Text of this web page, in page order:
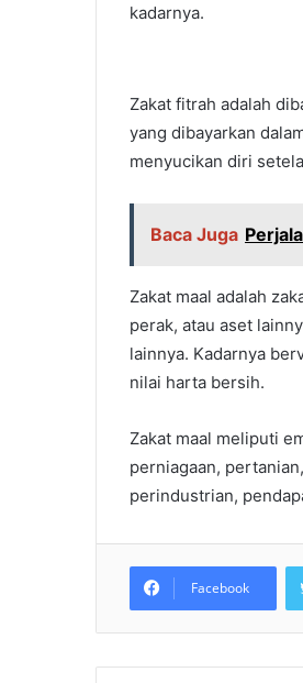
kadarnya.
Zakat fitrah adalah
yang dibayarkan
menyucikan diri
Baca Juga
Zakat maal adalah
perak, atau aset
lainnya. Kadarnya
nilai harta bersih.
Zakat maal meliputi
perniagaan,
perindustrian,
Facebook